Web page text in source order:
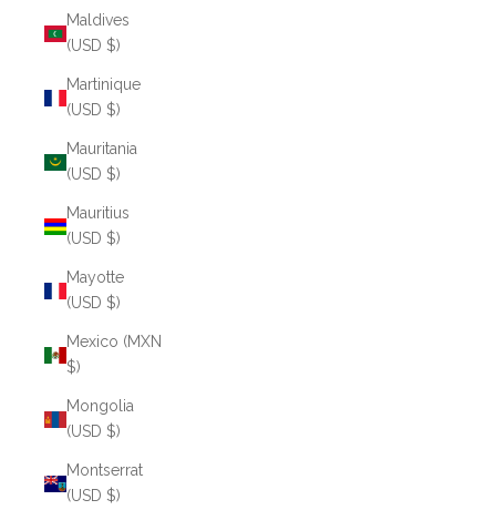
Maldives
(USD $)
Martinique
(USD $)
Mauritania
(USD $)
Mauritius
(USD $)
Mayotte
(USD $)
Mexico (MXN
$)
Mongolia
(USD $)
Montserrat
(USD $)